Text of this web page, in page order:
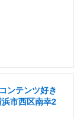
ンテンツ好き
市西区南幸2